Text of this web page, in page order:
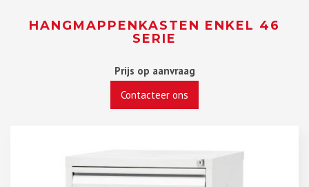
HANGMAPPENKASTEN ENKEL 46
SERIE
Prijs op aanvraag
Contacteer ons